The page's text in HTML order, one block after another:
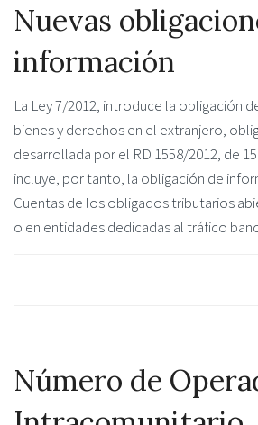
Nuevas
información
La Ley 7/2012, introduce la obligación
bienes y derechos en el extranjero,
desarrollada por el RD 1558/2012, de
incluye, por tanto, la obligación de
Cuentas de los obligados tributarios
o en entidades dedicadas al tráfico
Número de